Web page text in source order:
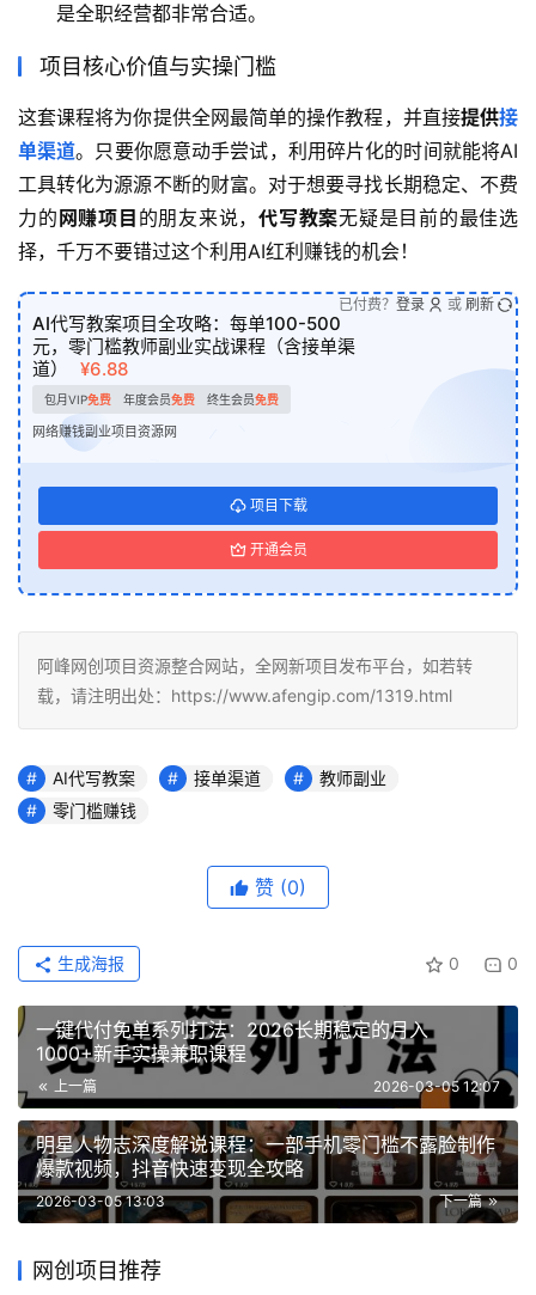
是全职经营都非常合适。
项目核心价值与实操门槛
这套课程将为你提供全网最简单的操作教程，并直接提供接
单渠道。只要你愿意动手尝试，利用碎片化的时间就能将AI
工具转化为源源不断的财富。对于想要寻找长期稳定、不费
力的 网赚项目 的朋友来说， 代写教案无疑是目前的最佳选
择，千万不要错过这个利用AI红利赚钱的机会！
AI代写教案项目全攻略：每单100-500
元，零门槛教师副业实战课程（含接单渠
道）
¥6.88
包月VIP免费 年度会员免费 终生会员免费
网络赚钱副业项目资源网
项目下载
开通会员
已付费？ 登录 或 刷新
阿峰网创项目资源整合网站，全网新项目发布平台，如若转
载，请注明出处：https://www.afengip.com/1319.html
AI代写教案 接单渠道
教师副业
零门槛赚钱
赞 (0)
0 0
生成海报
一键代付免单系列打法：2026长期稳定的月入
1000+新手实操兼职课程
上一篇 2026-03-05 12:07
明星人物志深度解说课程：一部手机零门槛不露脸制作
爆款视频，抖音快速变现全攻略
下一篇
2026-03-05 13:03
网创项目推荐